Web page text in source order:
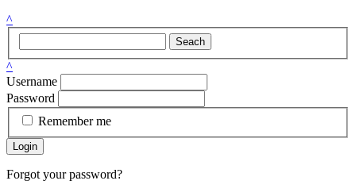
^
Seach
^
Username
Password
Remember me
Login
Forgot your password?